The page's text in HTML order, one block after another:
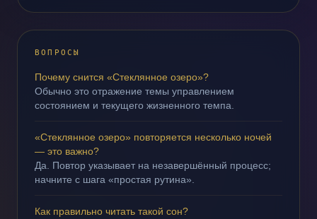
ВОПРОСЫ
Почему снится «Стеклянное озеро»?
Обычно это отражение темы управлением
состоянием и текущего жизненного темпа.
«Стеклянное озеро» повторяется несколько ночей
— это важно?
Да. Повтор указывает на незавершённый процесс;
начните с шага «простая рутина».
Как правильно читать такой сон?